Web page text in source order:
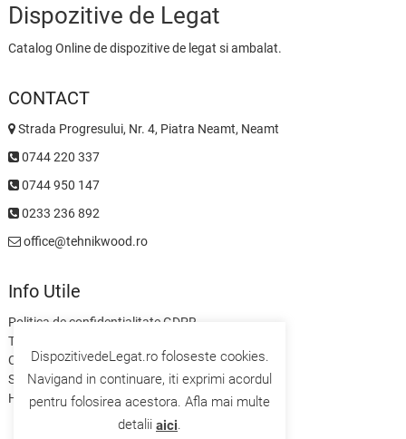
Dispozitive de Legat
Catalog Online de dispozitive de legat si ambalat.
CONTACT
Strada Progresului, Nr. 4, Piatra Neamt, Neamt
0744 220 337
0744 950 147
0233 236 892
office@tehnikwood.ro
Info Utile
Politica de confidentialitate GDPR
Termeni si Conditii
Contact
Servicii
Home
DispozitivedeLegat.ro foloseste cookies.
Navigand in continuare, iti exprimi acordul
pentru folosirea acestora. Afla mai multe
detalii aici.